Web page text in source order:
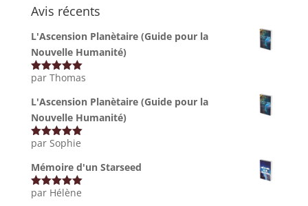
Avis récents
L'Ascension Planètaire (Guide pour la
Nouvelle Humanité)
Note 5sur
par Thomas
L'Ascension Planètaire (Guide pour la
Nouvelle Humanité)
Note5sur
par Sophie
Mémoire d'un Starseed
Note5sur
par Hélène